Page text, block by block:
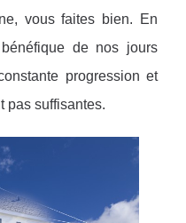
vous faites bien. En
de nos jours
progression et
pas suffisantes.